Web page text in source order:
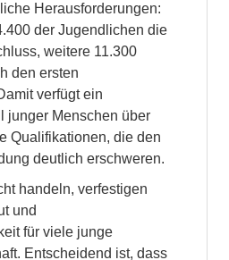
Herausforderungen:
der Jugendlichen die
weitere 11.300
den ersten
verfügt ein
junger Menschen über
Qualifikationen, die den
deutlich erschweren.
handeln, verfestigen
und
für viele junge
Entscheidend ist, dass